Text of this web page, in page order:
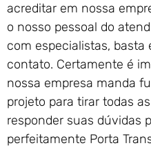
acreditar em nossa
o nosso pessoal do
com especialistas, basta
contato. Certamente é
nossa empresa manda
projeto para tirar todas
responder suas dúvidas
perfeitamente Porta